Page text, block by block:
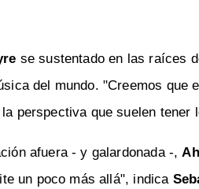
se sustentado en las raíces
del mundo. "Creemos que
perspectiva que suelen tener
afuera - y galardonada -,
un poco más allá", indica